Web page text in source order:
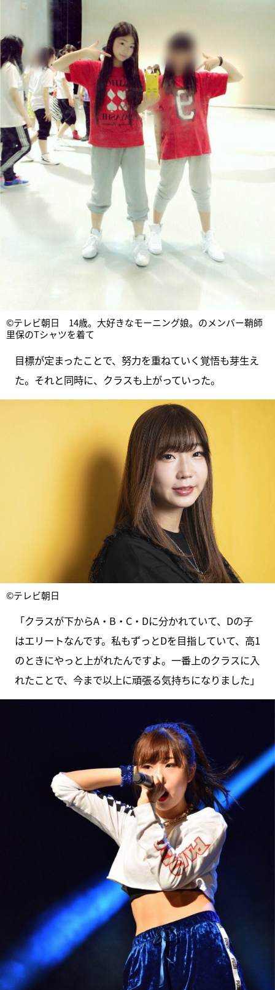
©テレビ朝日 14歳。大好きなモーニング娘。のメンバー鞘師
里保のTシャツを着て
目標が定まったことで、努力を重ねていく覚悟も芽生え
た。それと同時に、クラスも上がっていった。
©テレビ朝日
「クラスが下からA・B・C・Dに分かれていて、Dの子
はエリートなんです。私もずっとDを目指していて、高1
のときにやっと上がれたんですよ。一番上のクラスに入
れたことで、今まで以上に頑張る気持ちになりました」